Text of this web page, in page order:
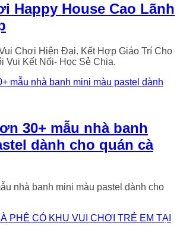
Happy House Cao Lãnh
Chơi Hiện Đại. Kết Hợp Giáo Trí Cho
Vui Kết Nối- Học Sẻ Chia.
30+ mẫu nhà banh
dành cho quán cà
nhà banh mini màu pastel dành cho